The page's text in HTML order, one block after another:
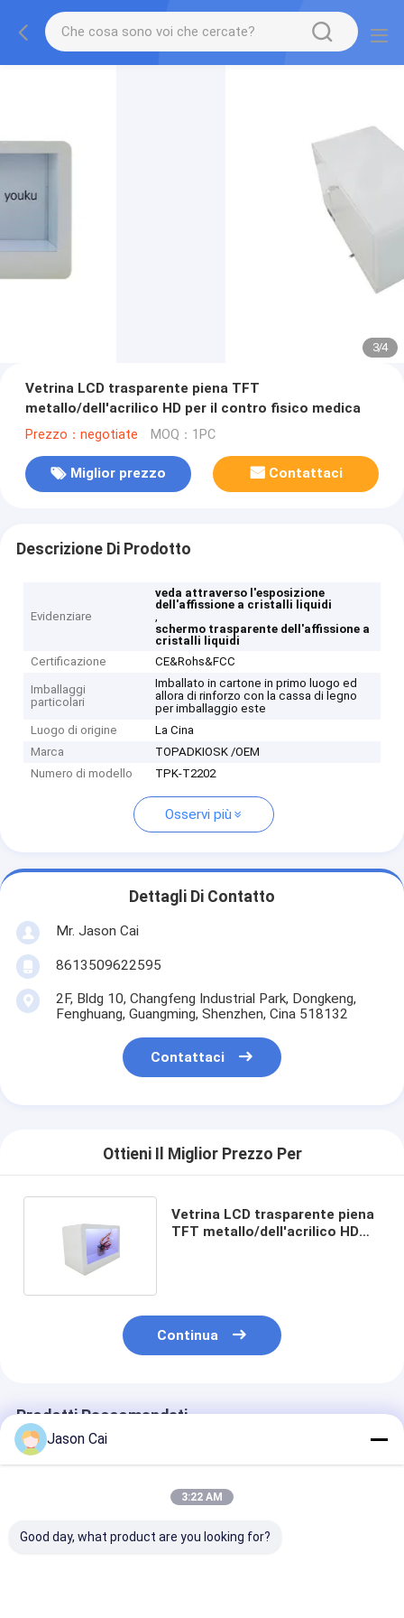
3/4
Vetrina LCD trasparente piena TFT
metallo/dell'acrilico HD per il contro fisico medica
Prezzo：negotiate MOQ：1PC
Miglior prezzo Contattaci
Descrizione Di Prodotto
Evidenziare
veda attraverso l'esposizione
dell'affissione a cristalli liquidi
,
schermo trasparente dell'affissione a
cristalli liquidi
Certificazione
CE&Rohs&FCC
Imballaggi
particolari
Imballato in cartone in primo luogo ed
allora di rinforzo con la cassa di legno
per imballaggio este
Luogo di origine
La Cina
Marca
TOPADKIOSK /OEM
Numero di modello
TPK-T2202
Osservi più
Dettagli Di Contatto
Mr. Jason Cai
8613509622595
2F, Bldg 10, Changfeng Industrial Park, Dongkeng,
Fenghuang, Guangming, Shenzhen, Cina 518132
Contattaci
Ottieni Il Miglior Prezzo Per
Vetrina LCD trasparente piena
TFT metallo/dell'acrilico HD
Continua
Prodotti Raccomandati
Jason Cai
3:22 AM
Good day, what product are you looking for?